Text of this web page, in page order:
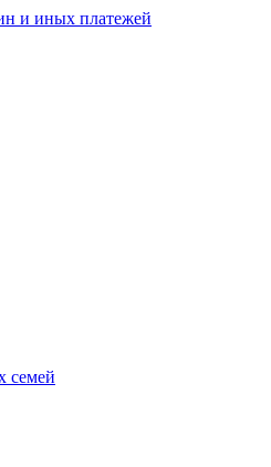
и иных платежей
семей